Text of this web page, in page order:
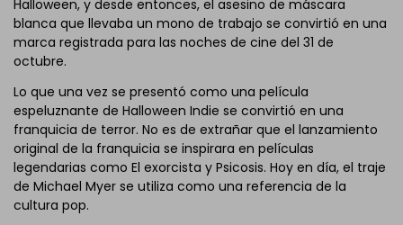
Halloween, y desde entonces, el asesino de máscara
blanca que llevaba un mono de trabajo se convirtió en una
marca registrada para las noches de cine del 31 de
octubre.
Lo que una vez se presentó como una película
espeluznante de Halloween Indie se convirtió en una
franquicia de terror. No es de extrañar que el lanzamiento
original de la franquicia se inspirara en películas
legendarias como El exorcista y Psicosis. Hoy en día, el traje
de Michael Myer se utiliza como una referencia de la
cultura pop.